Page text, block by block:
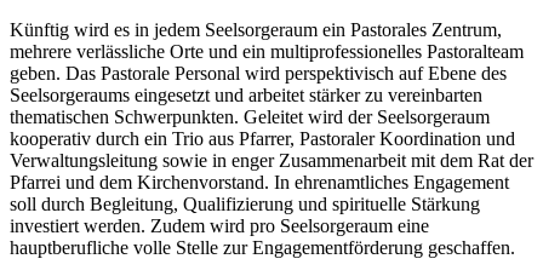
Künftig wird es in jedem Seelsorgeraum ein Pastorales Zentrum,
mehrere verlässliche Orte und ein multiprofessionelles Pastoralteam
geben. Das Pastorale Personal wird perspektivisch auf Ebene des
Seelsorgeraums eingesetzt und arbeitet stärker zu vereinbarten
thematischen Schwerpunkten. Geleitet wird der Seelsorgeraum
kooperativ durch ein Trio aus Pfarrer, Pastoraler Koordination und
Verwaltungsleitung sowie in enger Zusammenarbeit mit dem Rat der
Pfarrei und dem Kirchenvorstand. In ehrenamtliches Engagement
soll durch Begleitung, Qualifizierung und spirituelle Stärkung
investiert werden. Zudem wird pro Seelsorgeraum eine
hauptberufliche volle Stelle zur Engagementförderung geschaffen.